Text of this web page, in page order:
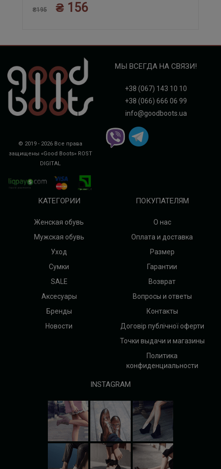
₴195 ₴ 156
© 2019 - 2026 Все права
защищены «Good Boots» ROST
DIGITAL
МЫ ВСЕГДА НА СВЯЗИ!
+38 (067) 143 10 10
+38 (066) 666 06 99
info@goodboots.ua
КАТЕГОРИИ
Женская обувь
Мужская обувь
Уход
Сумки
SALE
Аксесуары
Бренды
Новости
ПОКУПАТЕЛЯМ
О нас
Оплата и доставка
Размер
Гарантии
Возврат
Вопросы и ответы
Контакты
Договір публічної оферти
Точки выдачи и магазины
Политика
конфиденциальности
INSTAGRAM